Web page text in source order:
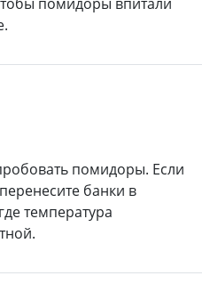
помидоры. Если
банки в
температура